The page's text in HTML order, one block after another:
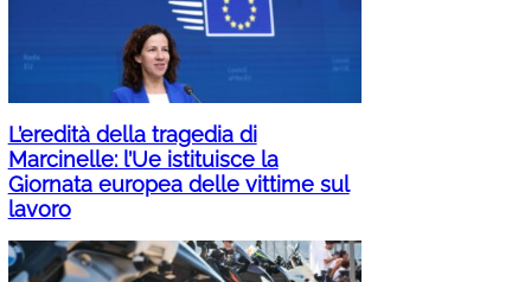
L’eredità della tragedia di
Marcinelle: l’Ue istituisce la
Giornata europea delle vittime sul
lavoro